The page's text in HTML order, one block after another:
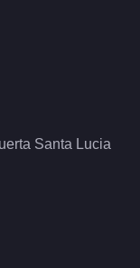
Santa Lucia